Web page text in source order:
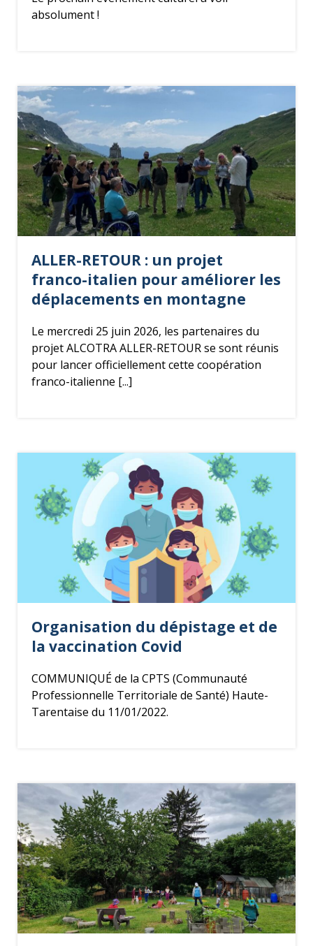
absolument !
ALLER-RETOUR : un projet
franco-italien pour améliorer les
déplacements en montagne
Le mercredi 25 juin 2026, les partenaires du
projet ALCOTRA ALLER-RETOUR se sont réunis
pour lancer officiellement cette coopération
franco-italienne [...]
Organisation du dépistage et de
la vaccination Covid
COMMUNIQUÉ de la CPTS (Communauté
Professionnelle Territoriale de Santé) Haute-
Tarentaise du 11/01/2022.